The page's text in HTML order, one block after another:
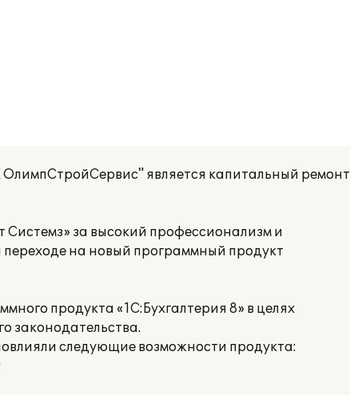
является капитальный ремонт
за высокий профессионализм и
на новый программный продукт
продукта «1С:Бухгалтерия 8» в целях
законодательства.
следующие возможности продукта: